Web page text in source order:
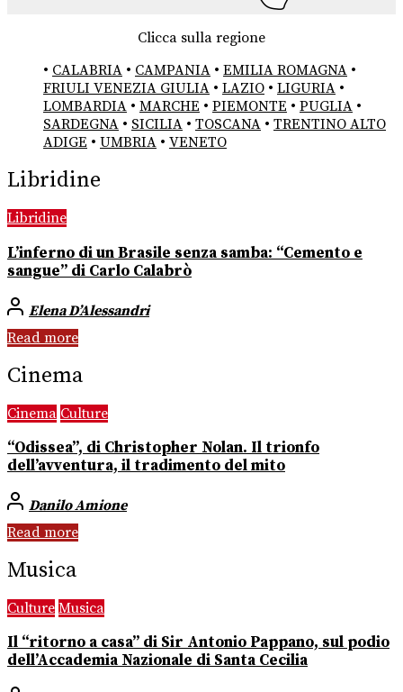
Clicca sulla regione
• CALABRIA • CAMPANIA • EMILIA ROMAGNA •
FRIULI VENEZIA GIULIA • LAZIO • LIGURIA •
LOMBARDIA • MARCHE • PIEMONTE • PUGLIA •
SARDEGNA • SICILIA • TOSCANA • TRENTINO ALTO
ADIGE • UMBRIA • VENETO
Libridine
Libridine
L’inferno di un Brasile senza samba: “Cemento e
sangue” di Carlo Calabrò
Elena D’Alessandri
Read more
Cinema
Cinema Culture
“Odissea”, di Christopher Nolan. Il trionfo
dell’avventura, il tradimento del mito
Danilo Amione
Read more
Musica
Culture Musica
Il “ritorno a casa” di Sir Antonio Pappano, sul podio
dell’Accademia Nazionale di Santa Cecilia